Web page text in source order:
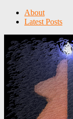
About
Latest Posts